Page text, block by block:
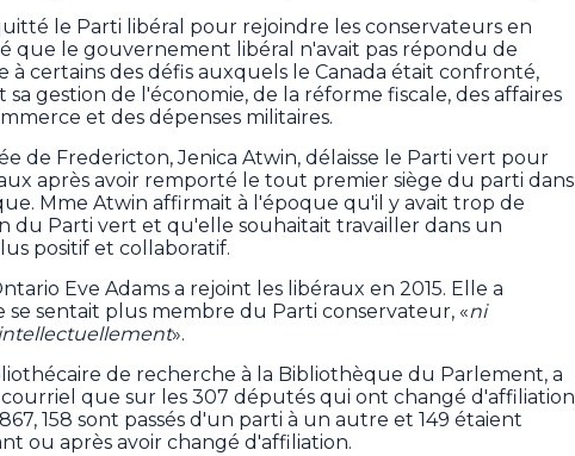
le Parti libéral pour rejoindre les conservateurs en
que le gouvernement libéral n'avait pas répondu de
à certains des défis auxquels le Canada était confronté,
gestion de l'économie, de la réforme fiscale, des affaires
et des dépenses militaires.
de Fredericton, Jenica Atwin, délaisse le Parti vert pour
après avoir remporté le tout premier siège du parti dans
Mme Atwin affirmait à l'époque qu'il y avait trop de
du Parti vert et qu'elle souhaitait travailler dans un
positif et collaboratif.
Eve Adams a rejoint les libéraux en 2015. Elle a
sentait plus membre du Parti conservateur, «ni
».
de recherche à la Bibliothèque du Parlement, a
que sur les 307 députés qui ont changé d'affiliation
158 sont passés d'un parti à un autre et 149 étaient
ou après avoir changé d'affiliation.